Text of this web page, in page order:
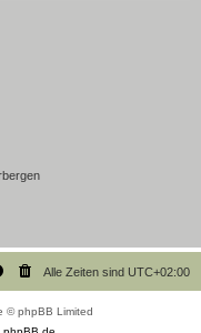
Alle Zeiten sind UTC+02:00
© phpBB Limited